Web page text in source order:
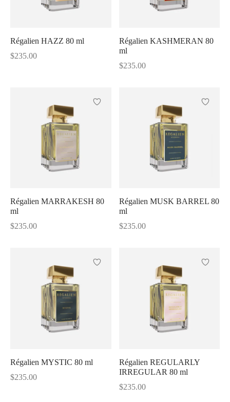
Régalien HAZZ 80 ml
$235.00
Régalien KASHMERAN 80
ml
$235.00
Régalien MARRAKESH 80
ml
$235.00
Régalien MUSK BARREL 80
ml
$235.00
Régalien MYSTIC 80 ml
$235.00
Régalien REGULARLY
IRREGULAR 80 ml
$235.00